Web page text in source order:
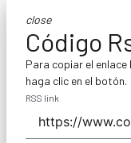
close
Código
Para copiar el
haga clic en el botón.
RSS link